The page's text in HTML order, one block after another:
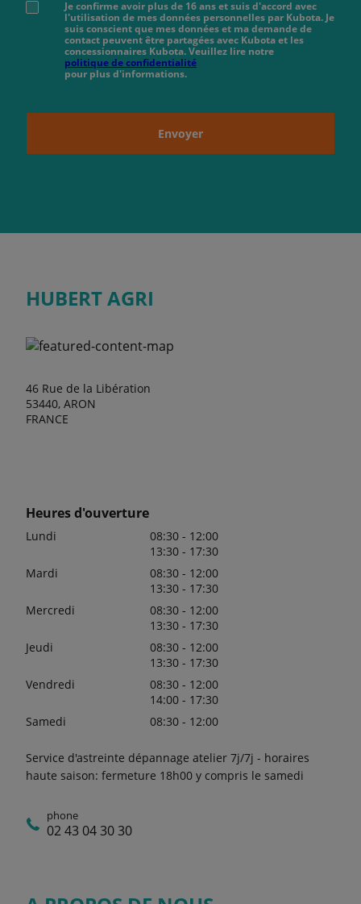
Je confirme avoir plus de 16 ans et suis d'accord avec
l'utilisation de mes données personnelles par Kubota. Je
suis conscient que mes données et ma demande de
contact peuvent être partagées avec Kubota et les
concessionnaires Kubota. Veuillez lire notre
politique de confidentialité
pour plus d'informations.
Envoyer
HUBERT AGRI
46 Rue de la Libération
53440, ARON
FRANCE
Heures d'ouverture
Lundi
08:30 - 12:00
13:30 - 17:30
Mardi
08:30 - 12:00
13:30 - 17:30
Mercredi
08:30 - 12:00
13:30 - 17:30
Jeudi
08:30 - 12:00
13:30 - 17:30
Vendredi
08:30 - 12:00
14:00 - 17:30
Samedi
08:30 - 12:00
Service d'astreinte dépannage atelier 7j/7j - horaires
haute saison: fermeture 18h00 y compris le samedi
phone
02 43 04 30 30